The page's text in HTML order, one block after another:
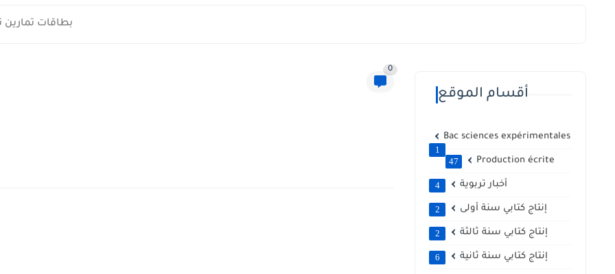
بطاقات
0
أقسام الموقع
Bac sciences expérimentales
1
Production écrite
47
أخبار تربوية 4
إنتاج كتابي سنة أولى 2
إنتاج كتابي سنة ثالثة 2
إنتاج كتابي سنة ثانية 6